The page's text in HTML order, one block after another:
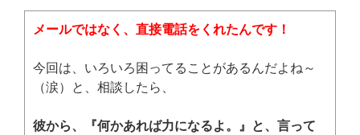
メールではなく、直接電話をくれたんです！
今回は、いろいろ困ってることがあるんだよね～
（涙）と、相談したら、
彼から、『何かあれば力になるよ。』と、言って